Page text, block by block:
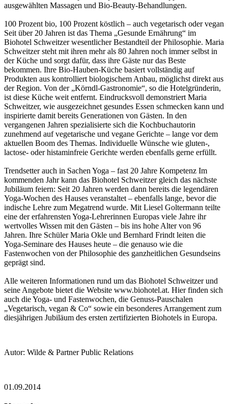
ausgewählten Massagen und Bio-Beauty-Behandlungen.
100 Prozent bio, 100 Prozent köstlich – auch vegetarisch oder vegan
Seit über 20 Jahren ist das Thema „Gesunde Ernährung“ im
Biohotel Schweitzer wesentlicher Bestandteil der Philosophie. Maria
Schweitzer steht mit ihren mehr als 80 Jahren noch immer selbst in
der Küche und sorgt dafür, dass ihre Gäste nur das Beste
bekommen. Ihre Bio-Hauben-Küche basiert vollständig auf
Produkten aus kontrolliert biologischem Anbau, möglichst direkt aus
der Region. Von der „Körndl-Gastronomie“, so die Hotelgründerin,
ist diese Küche weit entfernt. Eindrucksvoll demonstriert Maria
Schweitzer, wie ausgezeichnet gesundes Essen schmecken kann und
inspirierte damit bereits Generationen von Gästen. In den
vergangenen Jahren spezialisierte sich die Kochbuchautorin
zunehmend auf vegetarische und vegane Gerichte – lange vor dem
aktuellen Boom des Themas. Individuelle Wünsche wie gluten-,
lactose- oder histaminfreie Gerichte werden ebenfalls gerne erfüllt.
Trendsetter auch in Sachen Yoga – fast 20 Jahre Kompetenz Im
kommenden Jahr kann das Biohotel Schweitzer gleich das nächste
Jubiläum feiern: Seit 20 Jahren werden dann bereits die legendären
Yoga-Wochen des Hauses veranstaltet – ebenfalls lange, bevor die
indische Lehre zum Megatrend wurde. Mit Liesel Goltermann teilte
eine der erfahrensten Yoga-Lehrerinnen Europas viele Jahre ihr
wertvolles Wissen mit den Gästen – bis ins hohe Alter von 96
Jahren. Ihre Schüler Maria Okle und Bernhard Frindt leiten die
Yoga-Seminare des Hauses heute – die genauso wie die
Fastenwochen von der Philosophie des ganzheitlichen Gesundseins
geprägt sind.
Alle weiteren Informationen rund um das Biohotel Schweitzer und
seine Angebote bietet die Website www.biohotel.at. Hier finden sich
auch die Yoga- und Fastenwochen, die Genuss-Pauschalen
„Vegetarisch, vegan & Co“ sowie ein besonderes Arrangement zum
diesjährigen Jubiläum des ersten zertifizierten Biohotels in Europa.
Autor: Wilde & Partner Public Relations
01.09.2014